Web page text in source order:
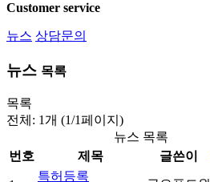
Customer service
뉴스 상담문의
뉴스 목록
목록
전체: 1개 (1/1페이지)
뉴스 목록
번호
제목 글쓴이
특허등록